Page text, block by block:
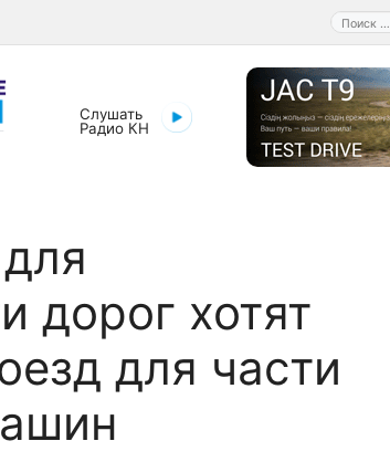
Поиск:
Слушать
Радио КН
дорог хотят
для части